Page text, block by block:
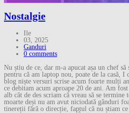
Nostalgie
Ile
03, 2025
Ganduri
0 comments
Nu știu de ce, dar m-a apucat așa un chef
pentru că am laptop nou, poate de la casă, I
blog niște versuri scrise acum foarte mulți
ce debitam acum aproape 20 de ani. Am
alb cât de des scriam că vreau să se termine
moarte deși nu am avut niciodată gânduri
tinereții fără o direcție, faptul că nu știam